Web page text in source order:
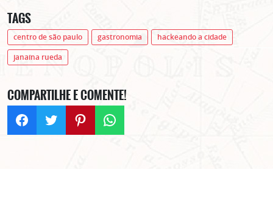
TAGS
centro de são paulo gastronomia
hackeando a cidade
janaína rueda
COMPARTILHE E COMENTE!